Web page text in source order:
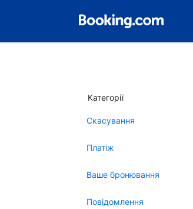
Категорії
Скасування
Платіж
Ваше бронювання
Повідомлення